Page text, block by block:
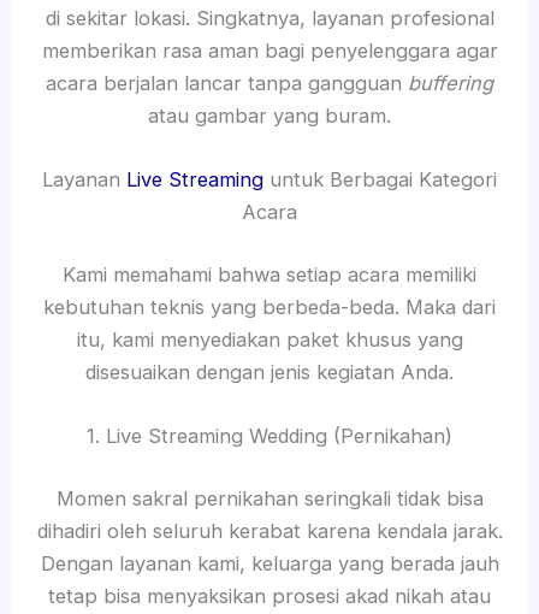
di sekitar lokasi. Singkatnya, layanan profesional
memberikan rasa aman bagi penyelenggara agar
acara berjalan lancar tanpa gangguan buffering
atau gambar yang buram.
Layanan Live Streaming untuk Berbagai Kategori
Acara
Kami memahami bahwa setiap acara memiliki
kebutuhan teknis yang berbeda-beda. Maka dari
itu, kami menyediakan paket khusus yang
disesuaikan dengan jenis kegiatan Anda.
1. Live Streaming Wedding (Pernikahan)
Momen sakral pernikahan seringkali tidak bisa
dihadiri oleh seluruh kerabat karena kendala jarak.
Dengan layanan kami, keluarga yang berada jauh
tetap bisa menyaksikan prosesi akad nikah atau